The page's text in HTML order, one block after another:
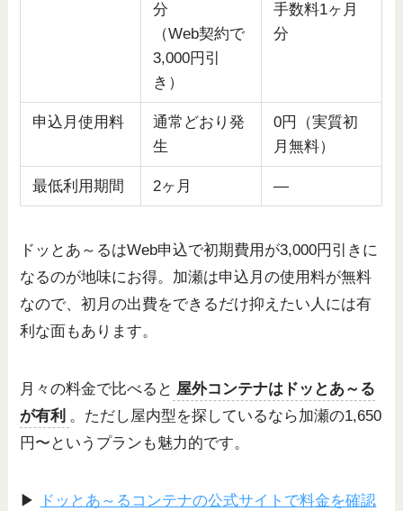
分
（Web契約で
3,000円引
き）
手数料1ヶ月
分
申込月使用料
通常どおり発
生
0円（実質初
月無料）
最低利用期間 2ヶ月 —
ドッとあ～るはWeb申込で初期費用が3,000円引きに
なるのが地味にお得。加瀬は申込月の使用料が無料
なので、初月の出費をできるだけ抑えたい人には有
利な面もあります。
月々の料金で比べると 屋外コンテナはドッとあ～る
が有利 。ただし屋内型を探しているなら加瀬の1,650
円〜というプランも魅力的です。
▶
ドッとあ～るコンテナの公式サイトで料金を確認